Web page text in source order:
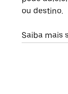
ou destino.
Saiba mais